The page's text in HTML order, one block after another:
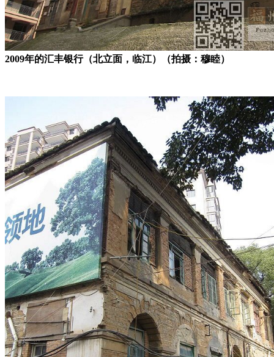
2009年的汇丰银行（北立面，临江）（拍摄：穆睦）